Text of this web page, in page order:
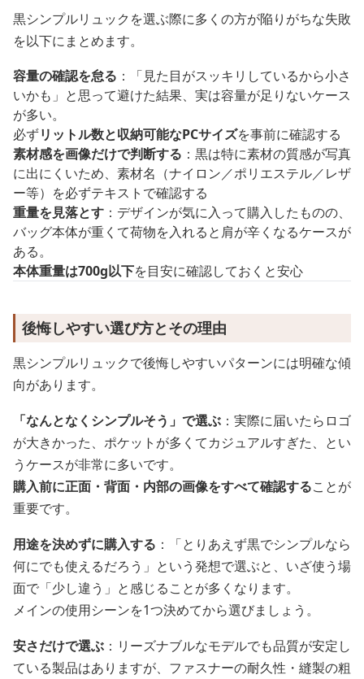
黒シンプルリュックを選ぶ際に多くの方が陥りがちな失敗
を以下にまとめます。
容量の確認を怠る ：「見た目がスッキリしているから小さ
いかも」と思って避けた結果、実は容量が足りないケース
が多い。
必ずリットル数と収納可能なPCサイズを事前に確認する
素材感を画像だけで判断する ：黒は特に素材の質感が写真
に出にくいため、素材名（ナイロン／ポリエステル／レザ
ー等）を必ずテキストで確認する
重量を見落とす ：デザインが気に入って購入したものの、
バッグ本体が重くて荷物を入れると肩が辛くなるケースが
ある。
本体重量は700g以下を目安に確認しておくと安心
後悔しやすい選び方とその理由
黒シンプルリュックで後悔しやすいパターンには明確な傾
向があります。
「なんとなくシンプルそう」で選ぶ ：実際に届いたらロゴ
が大きかった、ポケットが多くてカジュアルすぎた、とい
うケースが非常に多いです。
購入前に正面・背面・内部の画像をすべて確認することが
重要です。
用途を決めずに購入する ：「とりあえず黒でシンプルなら
何にでも使えるだろう」という発想で選ぶと、いざ使う場
面で「少し違う」と感じることが多くなります。
メインの使用シーンを1つ決めてから選びましょう。
安さだけで選ぶ ：リーズナブルなモデルでも品質が安定し
ている製品はありますが、ファスナーの耐久性・縫製の粗